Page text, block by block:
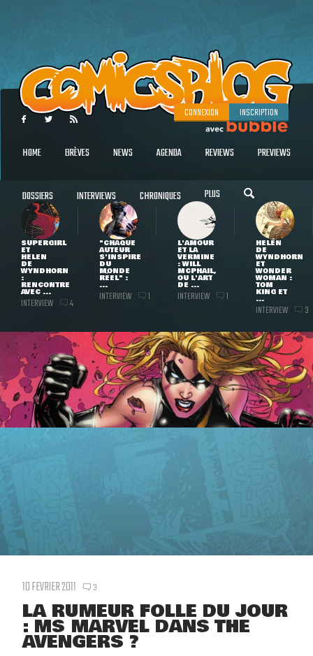
CONNEXION INSCRIPTION
HOME BRÈVES NEWS AGENDA REVIEWS PREVIEWS
DOSSIERS INTERVIEWS CHRONIQUES PLUS
SUPERGIRL
ET
HELEN
DE
WYNDHORN
:
RENCONTRE
AVEC ...
INTERVIEW 4
"CHAQUE
AUTEUR
S'INSPIRE
DU
MONDE
RÉEL" :
...
INTERVIEW 1
L'AMOUR
ET LA
VERMINE
: WILL
MCPHAIL,
OU L'ART
DE ...
INTERVIEW 1
HELEN
DE
WYNDHORN
ET
WONDER
WOMAN :
TOM
KING ET
...
INTERVIEW 3
10 FEVRIER 2011 3
LA RUMEUR FOLLE DU JOUR
: MS MARVEL DANS THE
AVENGERS ?